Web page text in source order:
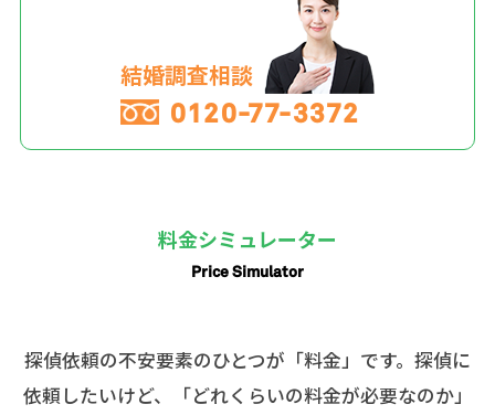
結婚調査相談
0120-77-3372
料金シミュレーター
Price Simulator
探偵依頼の不安要素のひとつが「料金」です。探偵に
依頼したいけど、「どれくらいの料金が必要なのか」